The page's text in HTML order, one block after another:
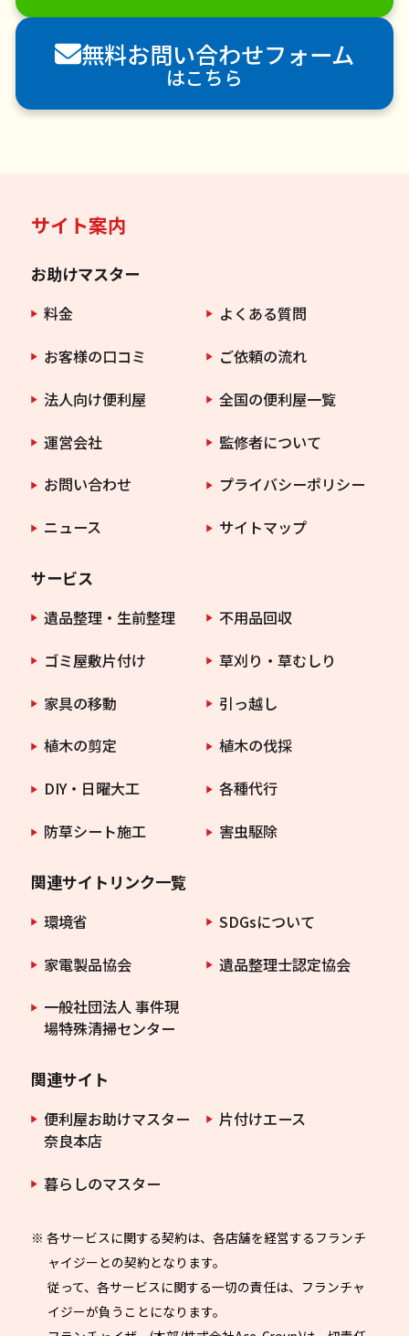
害獣駆除
防草シート施工
ナメクジ駆除
害虫駆除
無料お問い合わせフォーム
はこちら
サイト案内
お助けマスター
料金
よくある質問
お客様の口コミ
ご依頼の流れ
法人向け便利屋
全国の便利屋一覧
運営会社
監修者について
お問い合わせ
プライバシーポリシー
ニュース
サイトマップ
サービス
遺品整理・生前整理
不用品回収
ゴミ屋敷片付け
草刈り・草むしり
家具の移動
引っ越し
植木の剪定
植木の伐採
DIY・日曜大工
各種代行
防草シート施工
害虫駆除
関連サイトリンク一覧
環境省
SDGsについて
家電製品協会
遺品整理士認定協会
一般社団法人 事件現
場特殊清掃センター
関連サイト
便利屋お助けマスター
奈良本店
片付けエース
暮らしのマスター
※ 各サービスに関する契約は、各店舗を経営するフランチ
ャイジーとの契約となります。
従って、各サービスに関する一切の責任は、フランチャ
イジーが負うことになります。